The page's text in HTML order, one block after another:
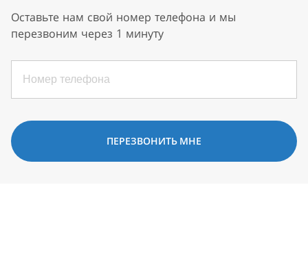
Оставьте нам свой номер телефона и мы
перезвоним через 1 минуту
ПЕРЕЗВОНИТЬ МНЕ